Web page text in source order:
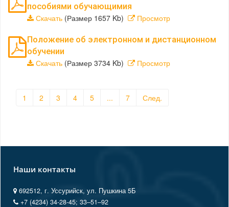
пособиями обучающимия
Скачать (Размер 1657 Kb) Просмотр
Положение об электронном и дистанционном
обучении
Скачать (Размер 3734 Kb) Просмотр
1 2 3 4 5 ... 7 След.
Наши контакты
692512, г. Уссурийск, ул. Пушкина 5Б
+7 (4234) 34-28-45; 33‒51‒92